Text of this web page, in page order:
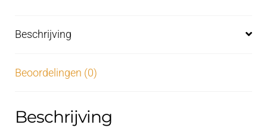
Beschrijving
Beoordelingen (0)
Beschrijving